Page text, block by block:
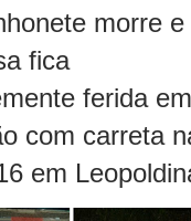
morre e
fica
ferida em
com carreta
em